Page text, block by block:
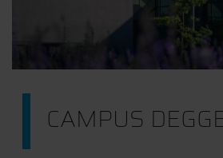
CAMPUS